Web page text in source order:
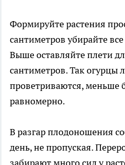
Формируйте растения
сантиметров убирайте
Выше оставляйте плети
сантиметров. Так огурцы
проветриваются, меньше
равномерно.
В разгар плодоношения
день, не пропуская.